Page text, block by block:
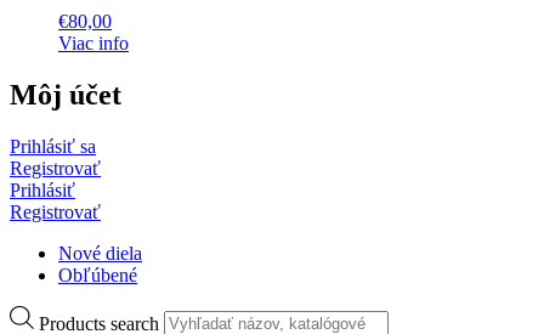
€80,00
Viac info
Môj účet
Prihlásiť sa
Registrovať
Prihlásiť
Registrovať
Nové diela
Obľúbené
Products search